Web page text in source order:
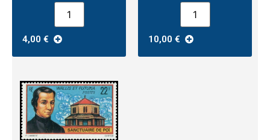
4,00 € 10,00 €